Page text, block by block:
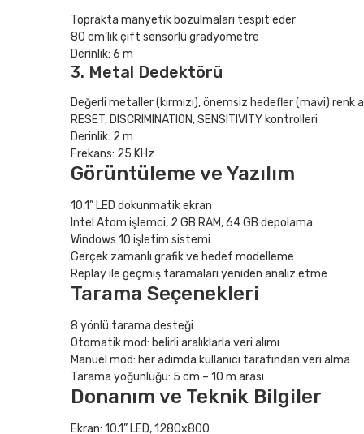
Toprakta manyetik bozulmaları tespit eder
80 cm’lik çift sensörlü gradyometre
Derinlik: 6 m
3. Metal Dedektörü
Değerli metaller (kırmızı), önemsiz hedefler (mavi) renk
RESET, DISCRIMINATION, SENSITIVITY kontrolleri
Derinlik: 2 m
Frekans: 25 KHz
Görüntüleme ve Yazılım
10.1” LED dokunmatik ekran
Intel Atom işlemci, 2 GB RAM, 64 GB depolama
Windows 10 işletim sistemi
Gerçek zamanlı grafik ve hedef modelleme
Replay ile geçmiş taramaları yeniden analiz etme
Tarama Seçenekleri
8 yönlü tarama desteği
Otomatik mod: belirli aralıklarla veri alımı
Manuel mod: her adımda kullanıcı tarafından veri alma
Tarama yoğunluğu: 5 cm – 10 m arası
Donanım ve Teknik Bilgiler
Ekran: 10.1” LED, 1280x800